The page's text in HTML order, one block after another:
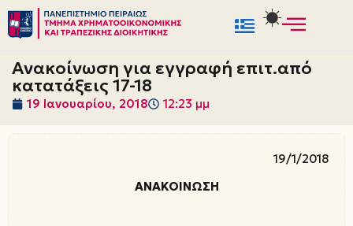
Μεταπηδήστε
στο
περιεχόμενο
Ανακοίνωση για εγγραφή επιτ.από
κατατάξεις 17-18
19 Ιανουαρίου, 2018 12:23 μμ
19/1/2018
ΑΝΑΚΟΙΝΩΣΗ